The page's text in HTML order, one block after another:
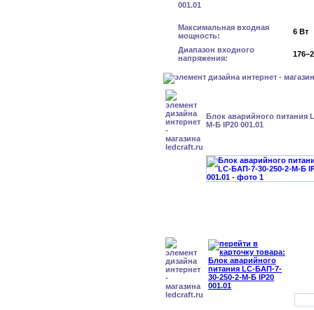
Максимальная входная
мощность:
6 Вт
Диапазон входного
напряжения:
Блок аварийного питания
М-Б IP20 001.01